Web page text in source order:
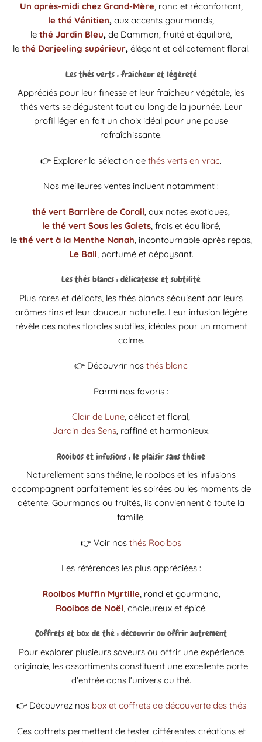
Un après-midi chez Grand-Mère, rond et réconfortant,
le thé Vénitien, aux accents gourmands,
le thé Jardin Bleu,de Damman, fruité et équilibré,
le thé Darjeeling supérieur,élégant et délicatement floral.
Les thés verts : fraîcheur et légèreté
Appréciés pour leur finesse et leur fraîcheur végétale, les
thés verts se dégustent tout au long de la journée. Leur
profil léger en fait un choix idéal pour une pause
rafraîchissante.
👉 Explorer la sélection de thés verts en vrac.
Nos meilleures ventes incluent notamment :
thé vert Barrière de Corail , aux notes exotiques,
le thé vert Sous les Galets, frais et équilibré,
le thé vert à la Menthe Nanah , incontournable après repas,
Le Bali , parfumé et dépaysant.
Les thés blancs : délicatesse et subtilité
Plus rares et délicats, les thés blancs séduisent par leurs
arômes fins et leur douceur naturelle. Leur infusion légère
révèle des notes florales subtiles, idéales pour un moment
calme.
👉 Découvrir nos thés blanc
Parmi nos favoris :
Clair de Lune, délicat et floral,
Jardin des Sens, raffiné et harmonieux.
Rooibos et infusions : le plaisir sans théine
Naturellement sans théine, le rooibos et les infusions
accompagnent parfaitement les soirées ou les moments de
détente. Gourmands ou fruités, ils conviennent à toute la
famille.
👉 Voir nos thés Rooibos
Les références les plus appréciées :
Rooibos Muffin Myrtille, rond et gourmand,
Rooibos de Noël , chaleureux et épicé.
Coffrets et box de thé : découvrir ou offrir autrement
Pour explorer plusieurs saveurs ou offrir une expérience
originale, les assortiments constituent une excellente porte
d’entrée dans l’univers du thé.
👉 Découvrez nos box et coffrets de découverte des thés
Ces coffrets permettent de tester différentes créations et